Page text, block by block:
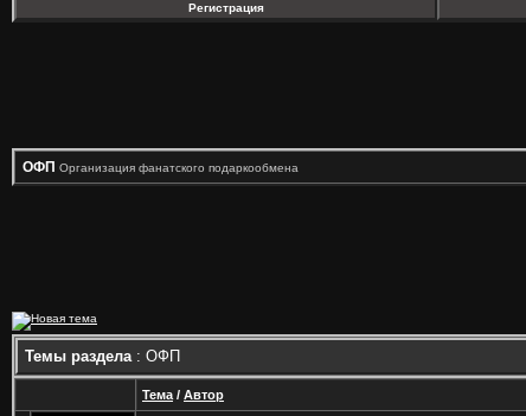
Регистрация
ОФП Организация фанатского подаркообмена
Темы раздела: ОФП
Тема / Автор